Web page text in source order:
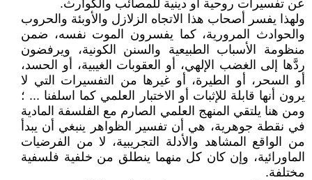
عن تفسيرات روحية أو دينية للمصائب والكوارث.
ولهذا يفسر أصحاب هذا الاتجاه الزلازل والأوبئة والحروب
والحوادث المرورية، كما يفسرون الموت نفسه، ضمن
منظومة الأسباب الطبيعية والسنن الكونية، ويرفضون
ردَّها إلى الغضب الإلهي، أو العقوبات الغيبية، أو الحسد،
أو السحر، أو الطيرة، أو غيرها من التفسيرات التي لا
يرون أنها قابلة للإثبات أو الاختبار العلمي كما اسلفنا ... ؛
ومن هنا يلتقي المنهج العلمي الصارم مع الفلسفة المادية
في نقطة جوهرية، هي أن تفسير الظواهر ينبغي أن يبدأ
من الواقع المشاهد والأدلة التجريبية، لا من الفرضيات
الماورائية، وإن كان كل منهما ينطلق من خلفية فلسفية
مختلفة.